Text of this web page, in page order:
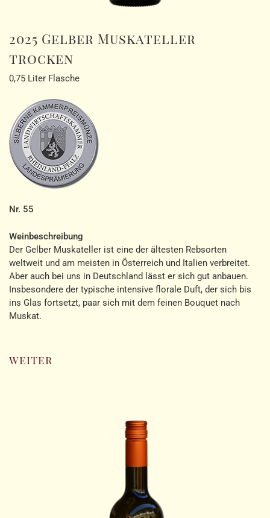
2025 Gelber Muskateller
trocken
0,75 Liter Flasche
Nr. 55
Weinbeschreibung
Der Gelber Muskateller ist eine der ältesten Rebsorten
weltweit und am meisten in Österreich und Italien verbreitet.
Aber auch bei uns in Deutschland lässt er sich gut anbauen.
Insbesondere der typische intensive florale Duft, der sich bis
ins Glas fortsetzt, paar sich mit dem feinen Bouquet nach
Muskat.
weiter